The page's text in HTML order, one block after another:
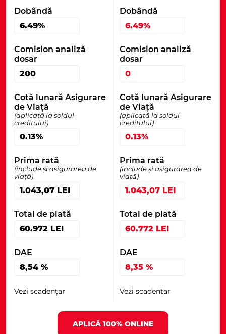
Dobândă
6.49%
Comision analiză
dosar
200
Cotă lunară Asigurare
de Viață
(aplicată la soldul
creditului)
0.13%
Prima rată
(include și asigurarea de
viață)
1.043,07 LEI
Total de plată
60.972 LEI
DAE
8,54%
Vezi scadențar
Dobândă
6.49%
Comision analiză
dosar
0
Cotă lunară Asigurare
de Viață
(aplicată la soldul
creditului)
0.13%
Prima rată
(include și asigurarea de
viață)
1.043,07 LEI
Total de plată
60.772 LEI
DAE
8,35 %
Vezi scadențar
APLICĂ 100% ONLINE